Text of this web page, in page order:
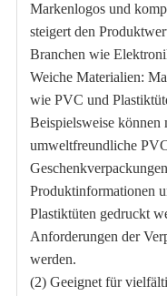
Markenlogos und
steigert den
Branchen wie
Weiche Materialien:
wie PVC und
Beispielsweise können
umweltfreundliche
Produktinformationen
Plastiktüten gedruckt
Anforderungen der
werden.
(2) Geeignet für